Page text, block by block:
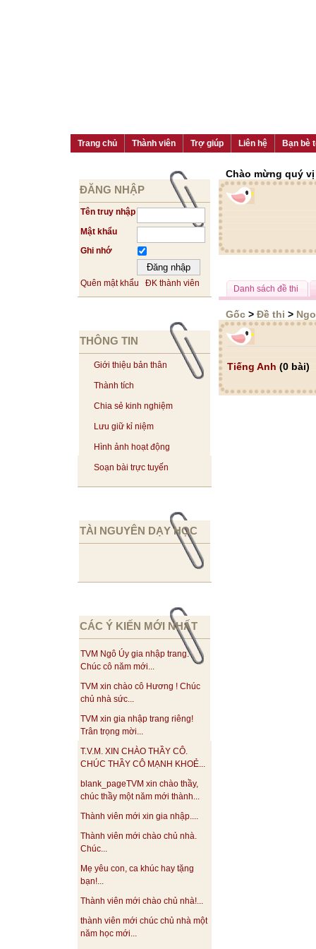
Trang chủ Thành viên Trợ giúp Liên hệ Bạn bè
ĐĂNG NHẬP
Tên truy nhập
Mật khẩu
Ghi nhớ
Quên mật khẩu ĐK thành viên
THÔNG TIN
Giới thiệu bản thân
Thành tích
Chia sẻ kinh nghiệm
Lưu giữ kỉ niệm
Hình ảnh hoạt động
Soạn bài trực tuyến
TÀI NGUYÊN DẠY HỌC
CÁC Ý KIẾN MỚI NHẤT
TVM Ngô Úy gia nhập trang.
Chúc cô năm mới...
TVM xin chào cô Hương ! Chúc
chủ nhà sức...
TVM xin gia nhập trang riêng!
Trân trọng mời...
T.V.M. XIN CHÀO THẦY CÔ.
CHÚC THẦY CÔ MẠNH KHOẺ...
blank_pageTVM xin chào thầy,
chúc thầy một năm mới thành...
Thành viên mới xin gia nhập....
Thành viên mới chào chủ nhà.
Chúc...
Mẹ yêu con, ca khúc hay tặng
bạn!...
Thành viên mới chào chủ nhà!...
thành viên mới chúc chủ nhà một
năm học mới...
Chào mừng quý
Danh sách đề thi
Gốc > Đề thi >
Tiếng Anh (0 bài)